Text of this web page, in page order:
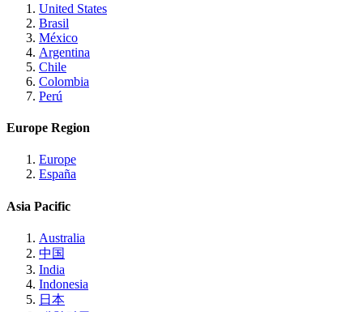
United States
Brasil
México
Argentina
Chile
Colombia
Perú
Europe Region
Europe
España
Asia Pacific
Australia
中国
India
Indonesia
日本